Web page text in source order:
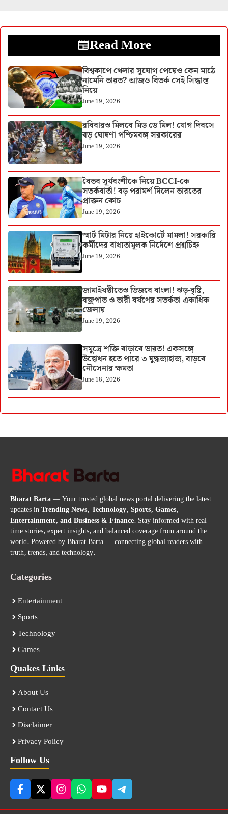
Read More
বিশ্বকাপে খেলার সুযোগ পেয়েও কেন মাঠে
নামেনি ভারত? আজও বিতর্ক সেই সিদ্ধান্ত
নিয়ে
June 19, 2026
রবিবারও মিলবে মিড ডে মিল! যোগ দিবসে
বড় ঘোষণা পশ্চিমবঙ্গ সরকারের
June 19, 2026
বৈভব সূর্যবংশীকে নিয়ে BCCI-কে
সতর্কবার্তা! বড় পরামর্শ দিলেন ভারতের
প্রাক্তন কোচ
June 19, 2026
স্মার্ট মিটার নিয়ে হাইকোর্টে মামলা! সরকারি
কর্মীদের বাধ্যতামূলক নির্দেশে প্রশ্নচিহ্ন
June 19, 2026
জামাইষষ্ঠীতেও ভিজবে বাংলা! ঝড়-বৃষ্টি,
বজ্রপাত ও ভারী বর্ষণের সতর্কতা একাধিক
জেলায়
June 19, 2026
সমুদ্রে শক্তি বাড়াবে ভারত! একসঙ্গে
উদ্বোধন হতে পারে ৩ যুদ্ধজাহাজ, বাড়বে
নৌসেনার ক্ষমতা
June 18, 2026
Bharat Barta— Your trusted global news portal delivering the latest
updates inTrending News, Technology, Sports, Games,
Entertainment, and Business & Finance. Stay informed with real-
time stories, expert insights, and balanced coverage from around the
world. Powered by Bharat Barta — connecting global readers with
truth, trends, and technology.
Categories
Entertainment
Sports
Technology
Games
Quakes Links
About Us
Contact Us
Disclaimer
Privacy Policy
Follow Us